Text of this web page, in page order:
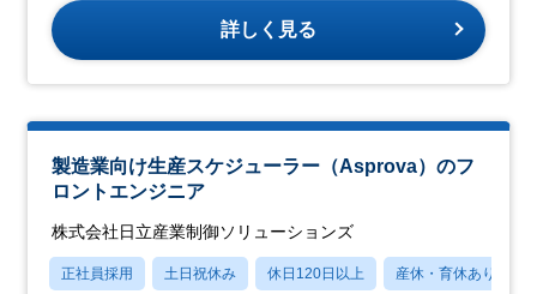
詳しく見る
製造業向け生産スケジューラー（Asprova）のフ
ロントエンジニア
株式会社日立産業制御ソリューションズ
正社員採用 土日祝休み 休日120日以上 産休・育休あり